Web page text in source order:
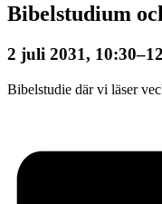
Bibelstudium
2 juli 2031, 10:30–
Bibelstudie där vi läser